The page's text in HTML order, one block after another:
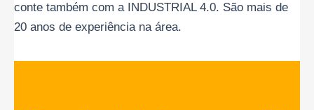
conte também com a INDUSTRIAL 4.0. São mais de
20 anos de experiência na área.